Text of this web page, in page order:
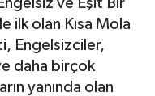
ve Eşit Bir
ilk olan Kısa Mola
Engelsizciler,
daha birçok
yanında olan